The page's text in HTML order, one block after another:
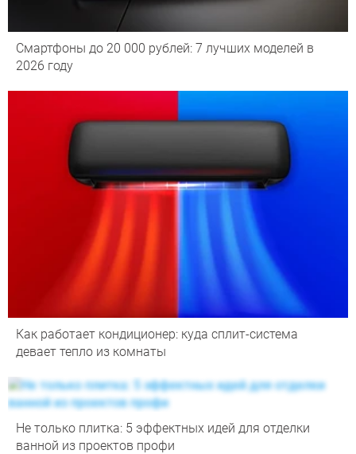
Смартфоны до 20 000 рублей: 7 лучших моделей в
2026 году
Как работает кондиционер: куда сплит-система
девает тепло из комнаты
Не только плитка: 5 эффектных идей для отделки
ванной из проектов профи